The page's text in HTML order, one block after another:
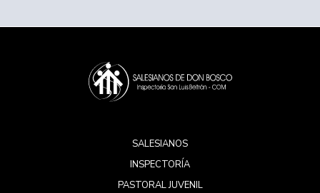
SALESIANOS
INSPECTORÍA
PASTORAL JUVENIL